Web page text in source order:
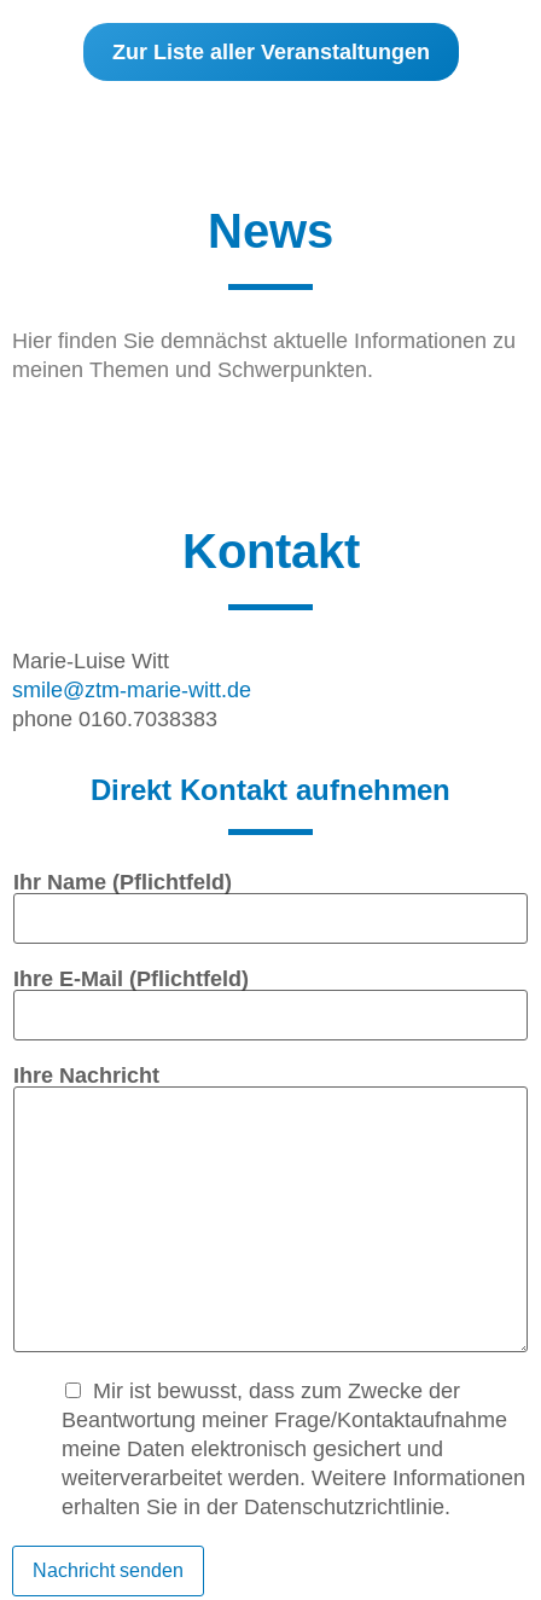
Zur Liste aller Veranstaltungen
News
Hier finden Sie demnächst aktuelle Informationen zu
meinen Themen und Schwerpunkten.
Kontakt
Marie-Luise Witt
smile@ztm-marie-witt.de
phone 0160.7038383
Direkt Kontakt aufnehmen
Ihr Name (Pflichtfeld)
Ihre E-Mail (Pflichtfeld)
Ihre Nachricht
Mir ist bewusst, dass zum Zwecke der
Beantwortung meiner Frage/Kontaktaufnahme
meine Daten elektronisch gesichert und
weiterverarbeitet werden. Weitere Informationen
erhalten Sie in der Datenschutzrichtlinie.
Nachricht senden